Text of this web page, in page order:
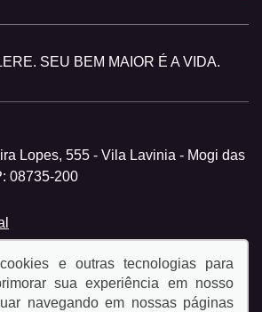
SEU BEM MAIOR É A VIDA.
Lopes, 555 - Vila Lavinia - Mogi das
08735-200
e outras tecnologias para
sua experiência em nosso
navegando em nossas páginas